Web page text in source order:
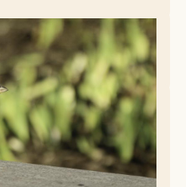
in een tijd van
Ze roepen op
ons uit tot een andere
spreken niet betekent dat